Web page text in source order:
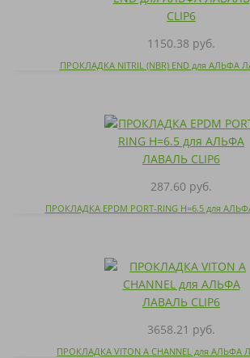
1150.38 руб.
ПРОКЛАДКА NITRIL (NBR) END для АЛЬФА
287.60 руб.
ПРОКЛАДКА EPDM PORT-RING H=6.5 для
3658.21 руб.
ПРОКЛАДКА VITON A CHANNEL для АЛЬФА